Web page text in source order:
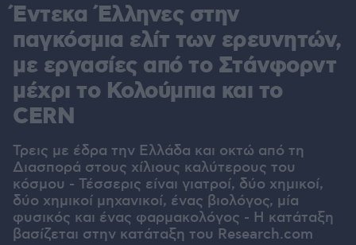
Έντεκα Έλληνες στην
παγκόσμια ελίτ των ερευνητών,
με εργασίες από το Στάνφορντ
μέχρι το Κολούμπια και το
CERN
Τρεις με έδρα την Ελλάδα και οκτώ από τη
Διασπορά στους χίλιους καλύτερους του
κόσμου - Τέσσερις είναι γιατροί, δύο χημικοί,
δύο χημικοί μηχανικοί, ένας βιολόγος, μία
φυσικός και ένας φαρμακολόγος - Η κατάταξη
βασίζεται στην κατάταξη του Research.com